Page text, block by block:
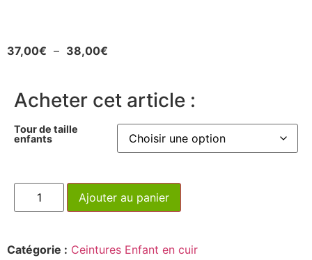
37,00€ – 38,00€
Acheter cet article :
Tour de taille
enfants
Ajouter au panier
Catégorie : Ceintures Enfant en cuir